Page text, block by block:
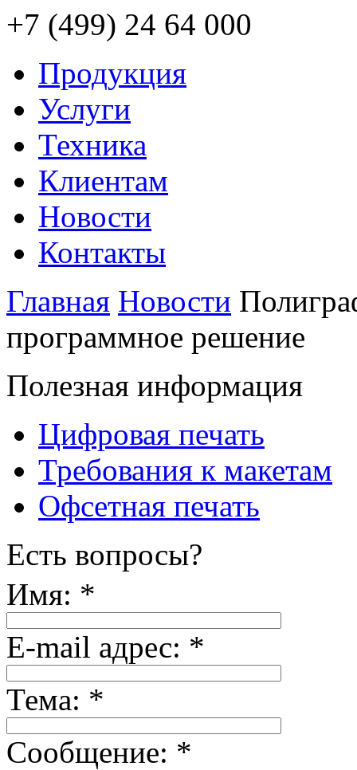
+7 (499) 24 64 000
Продукция
Услуги
Техника
Клиентам
Новости
Контакты
Главная Новости
программное решение
Полезная информация
Цифровая печать
Требования к макетам
Офсетная печать
Есть вопросы?
Имя: *
E-mail адрес: *
Тема: *
Сообщение: *